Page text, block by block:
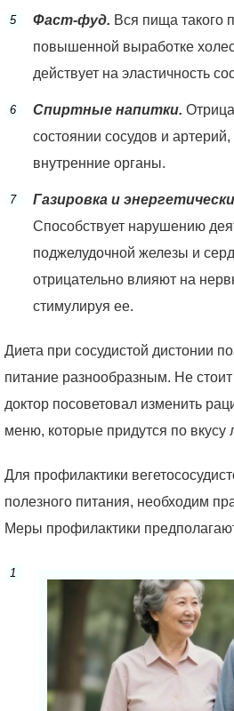
Фаст-фуд. Вся пища такого
повышенной выработке
действует на эластичность
Спиртные напитки.
состоянии сосудов и
внутренние органы.
Газировка и
Способствует нарушению
поджелудочной железы и
отрицательно влияют на
стимулируя ее.
Диета при сосудистой дистонии
питание разнообразным. Не
доктор посоветовал изменить
меню, которые придутся по вкусу
Для профилактики
полезного питания, необходим
Меры профилактики